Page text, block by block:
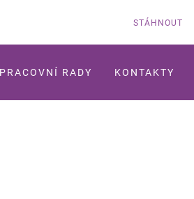
STÁHNOUT
PRACOVNÍ RADY KONTAKTY